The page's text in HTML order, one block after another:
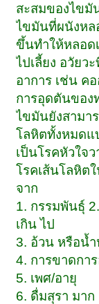
สะสมของไขมั
ไขมันที่ผนังหล
ขึ้นทำให้หลอด
ไปเลี้ยง อวัยว
อาการ เช่น ค
การอุดตันของ
ไขมันยังสามา
โลหิตทั้งหมดแ
เป็นโรคหัวใจ
โรคเส้นโลหิต
จาก
1. กรรมพันธุ์
เกิน ไป
3. อ้วน หรือน้
4. การขาดกา
5. เพศ/อายุ
6. ดื่มสุรา มาก